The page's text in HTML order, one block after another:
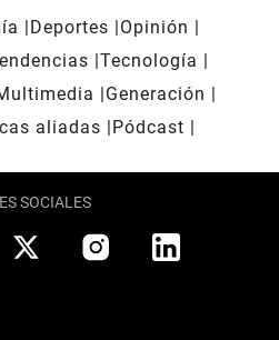
Deportes
Opinión
Tecnología
Generación
aliadas
Pódcast
SOCIALES